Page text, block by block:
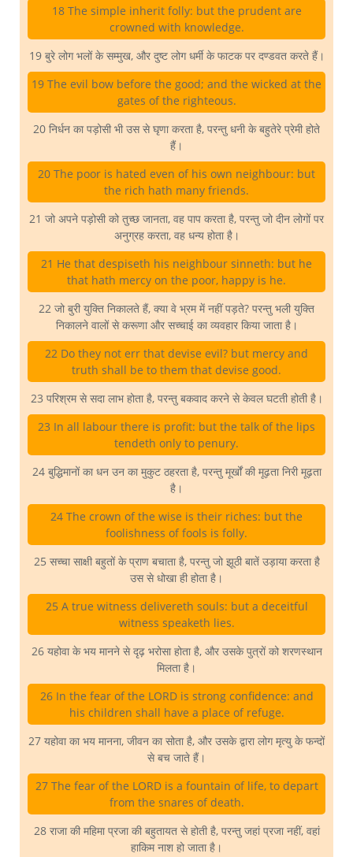
18 The simple inherit folly: but the prudent are
crowned with knowledge.
19 बुरे लोग भलों के सम्मुख, और दुष्ट लोग धर्मी के फाटक पर दण्डवत करते हैं।
19 The evil bow before the good; and the wicked at the
gates of the righteous.
20 निर्धन का पड़ोसी भी उस से घृणा करता है, परन्तु धनी के बहुतेरे प्रेमी होते
हैं।
20 The poor is hated even of his own neighbour: but
the rich hath many friends.
21 जो अपने पड़ोसी को तुच्छ जानता, वह पाप करता है, परन्तु जो दीन लोगों पर
अनुग्रह करता, वह धन्य होता है।
21 He that despiseth his neighbour sinneth: but he
that hath mercy on the poor, happy is he.
22 जो बुरी युक्ति निकालते हैं, क्या वे भ्रम में नहीं पड़ते? परन्तु भली युक्ति
निकालने वालों से करूणा और सच्चाई का व्यवहार किया जाता है।
22 Do they not err that devise evil? but mercy and
truth shall be to them that devise good.
23 परिश्रम से सदा लाभ होता है, परन्तु बकवाद करने से केवल घटती होती है।
23 In all labour there is profit: but the talk of the lips
tendeth only to penury.
24 बुद्धिमानों का धन उन का मुकुट ठहरता है, परन्तु मूर्खों की मूढ़ता निरी मूढ़ता
है।
24 The crown of the wise is their riches: but the
foolishness of fools is folly.
25 सच्चा साक्षी बहुतों के प्राण बचाता है, परन्तु जो झूठी बातें उड़ाया करता है
उस से धोखा ही होता है।
25 A true witness delivereth souls: but a deceitful
witness speaketh lies.
26 यहोवा के भय मानने से दृढ़ भरोसा होता है, और उसके पुत्रों को शरणस्थान
मिलता है।
26 In the fear of the LORD is strong confidence: and
his children shall have a place of refuge.
27 यहोवा का भय मानना, जीवन का सोता है, और उसके द्वारा लोग मृत्यु के फन्दों
से बच जाते हैं।
27 The fear of the LORD is a fountain of life, to depart
from the snares of death.
28 राजा की महिमा प्रजा की बहुतायत से होती है, परन्तु जहां प्रजा नहीं, वहां
हाकिम नाश हो जाता है।